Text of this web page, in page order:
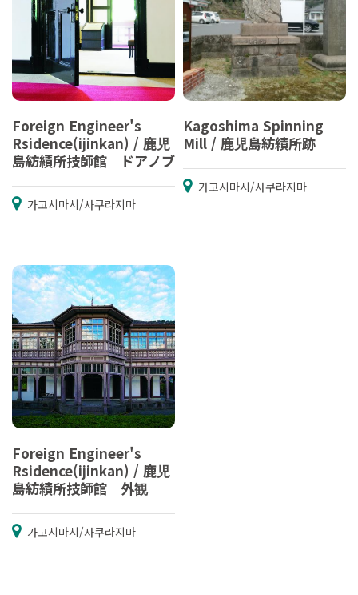
Foreign Engineer's
Rsidence(ijinkan) / 鹿児
島紡績所技師館 ドアノブ
가고시마시/사쿠라지마
Kagoshima Spinning
Mill / 鹿児島紡績所跡
가고시마시/사쿠라지마
Foreign Engineer's
Rsidence(ijinkan) / 鹿児
島紡績所技師館 外観
가고시마시/사쿠라지마